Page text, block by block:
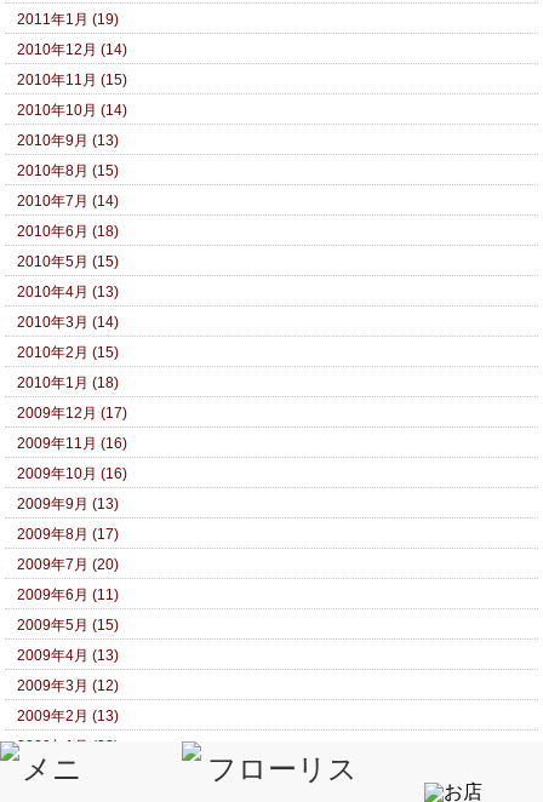
2011年1月 (19)
2010年12月 (14)
2010年11月 (15)
2010年10月 (14)
2010年9月 (13)
2010年8月 (15)
2010年7月 (14)
2010年6月 (18)
2010年5月 (15)
2010年4月 (13)
2010年3月 (14)
2010年2月 (15)
2010年1月 (18)
2009年12月 (17)
2009年11月 (16)
2009年10月 (16)
2009年9月 (13)
2009年8月 (17)
2009年7月 (20)
2009年6月 (11)
2009年5月 (15)
2009年4月 (13)
2009年3月 (12)
2009年2月 (13)
2009年1月 (22)
2008年12月 (13)